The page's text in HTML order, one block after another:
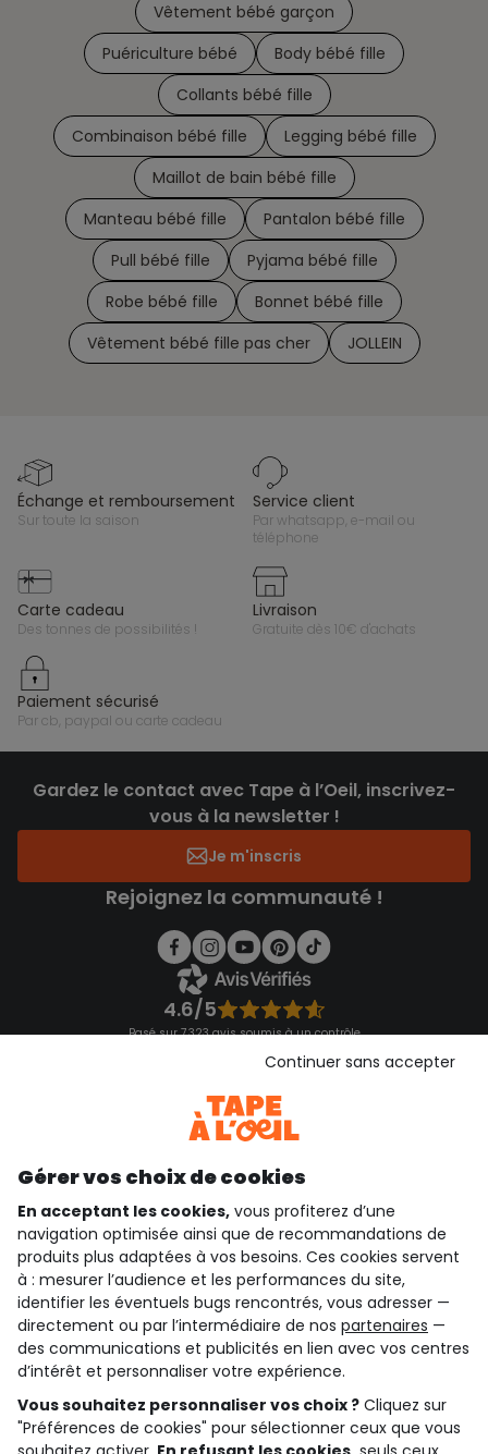
Vêtement bébé garçon
Puériculture bébé
Body bébé fille
Collants bébé fille
Combinaison bébé fille
Legging bébé fille
Maillot de bain bébé fille
Manteau bébé fille
Pantalon bébé fille
Pull bébé fille
Pyjama bébé fille
Robe bébé fille
Bonnet bébé fille
Vêtement bébé fille pas cher
JOLLEIN
échange et remboursement
sur toute la saison
service client
par whatsapp, e-mail ou
téléphone
carte cadeau
des tonnes de possibilités !
livraison
gratuite dès 10€ d'achats
paiement sécurisé
par cb, paypal ou carte cadeau
Gardez le contact avec Tape à l’Oeil, inscrivez-
vous à la newsletter !
Je m'inscris
Rejoignez la communauté !
4.6/5
Basé sur 7 323 avis soumis à un contrôle
Consulter les CGU
qui sommes-nous ?
besoin d'aide ?
le club fidélité
notre catalogue
Gérer vos choix de cookies
En acceptant les cookies, vous profiterez d’une
navigation optimisée ainsi que de recommandations de
produits plus adaptées à vos besoins. Ces cookies servent
à : mesurer l’audience et les performances du site,
identifier les éventuels bugs rencontrés, vous adresser —
directement ou par l’intermédiaire de nos partenaires —
des communications et publicités en lien avec vos centres
d’intérêt et personnaliser votre expérience.
Vous souhaitez personnaliser vos choix ? Cliquez sur
"Préférences de cookies" pour sélectionner ceux que vous
Continuer sans accepter